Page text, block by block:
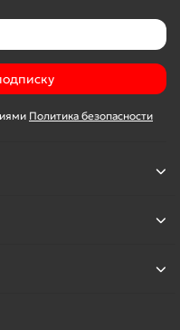
Политика безопасности